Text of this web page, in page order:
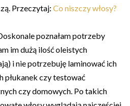
Przeczytaj: Co niszczy włosy?
poznałam potrzeby
im dużą ilość oleistych
i nie potrzebuję laminować ich
płukanek czy testować
czy domowych. Po takich